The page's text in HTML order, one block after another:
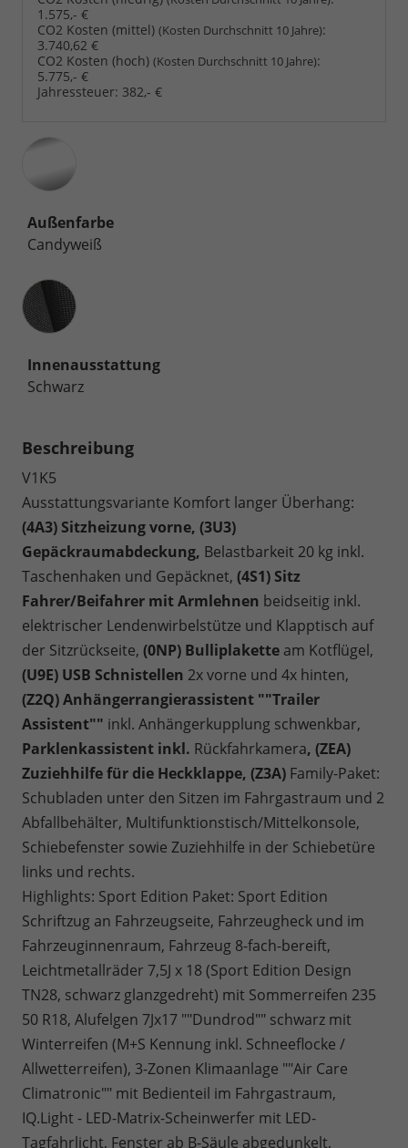
1.575,- €
CO2 Kosten (mittel) (Kosten Durchschnitt 10 Jahre):
3.740,62 €
CO2 Kosten (hoch) (Kosten Durchschnitt 10 Jahre):
5.775,- €
Jahressteuer: 382,- €
Außenfarbe
Candyweiß
Innenausstattung
Innenausstattung
Schwarz
Beschreibung
V1K5
Ausstattungsvariante Komfort langer Überhang:
(4A3) Sitzheizung vorne, (3U3)
Gepäckraumabdeckung, Belastbarkeit 20 kg inkl.
Taschenhaken und Gepäcknet, (4S1) Sitz
Fahrer/Beifahrer mit Armlehnen beidseitig inkl.
elektrischer Lendenwirbelstütze und Klapptisch auf
der Sitzrückseite, (0NP) Bulliplakette am Kotflügel,
(U9E) USB Schnistellen 2x vorne und 4x hinten,
(Z2Q) Anhängerrangierassistent ""Trailer
Assistent"" inkl. Anhängerkupplung schwenkbar,
Parklenkassistent inkl. Rückfahrkamera, (ZEA)
Zuziehhilfe für die Heckklappe, (Z3A) Family-Paket:
Schubladen unter den Sitzen im Fahrgastraum und 2
Abfallbehälter, Multifunktionstisch/Mittelkonsole,
Schiebefenster sowie Zuziehhilfe in der Schiebetüre
links und rechts.
Highlights: Sport Edition Paket: Sport Edition
Schriftzug an Fahrzeugseite, Fahrzeugheck und im
Fahrzeuginnenraum, Fahrzeug 8-fach-bereift,
Leichtmetallräder 7,5J x 18 (Sport Edition Design
TN28, schwarz glanzgedreht) mit Sommerreifen 235
50 R18, Alufelgen 7Jx17 ""Dundrod"" schwarz mit
Winterreifen (M+S Kennung inkl. Schneeflocke /
Allwetterreifen), 3-Zonen Klimaanlage ""Air Care
Climatronic"" mit Bedienteil im Fahrgastraum,
IQ.Light - LED-Matrix-Scheinwerfer mit LED-
Tagfahrlicht, Fenster ab B-Säule abgedunkelt,